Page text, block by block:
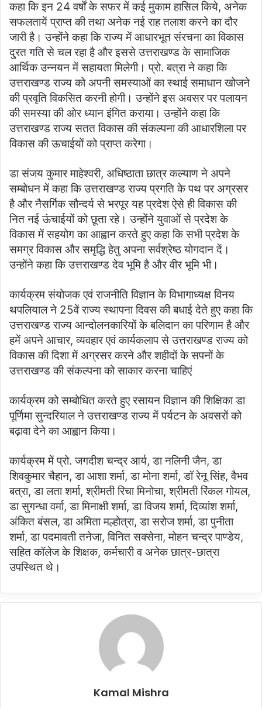
कहा कि इन 24 वर्षों के सफर में कई मुकाम हासिल किये, अनेक
सफलतायें प्राप्त की तथा अनेक नई राह तलाश करने का दौर
जारी है। उन्होंने कहा कि राज्य में आधारभूत संरचना का विकास
दु्रत गति से चल रहा है और इससे उत्तराखण्ड के सामाजिक
आर्थिक उन्नयन में सहायता मिलेगी। प्रो. बत्रा ने कहा कि
उत्तराखण्ड राज्य को अपनी समस्याओं का स्थाई समाधान खोजने
की प्रवृति विकसित करनी होगी। उन्होंने इस अवसर पर पलायन
की समस्या की ओर ध्यान इंगित कराया। उन्होंने कहा कि
उत्तराखण्ड राज्य सतत विकास की संकल्पना की आधारशिला पर
विकास की ऊचाईयों को प्राप्त करेगा।
डा संजय कुमार माहेश्वरी, अधिष्ठाता छात्र कल्याण ने अपने
सम्बोधन में कहा कि उत्तराखण्ड राज्य प्रगति के पथ पर अग्रसर
है और नैसर्गिक सौन्दर्य से भरपूर यह प्रदेश ऐसे ही विकास की
नित नई ऊंचाईयों को छूता रहे। उन्होंने युवाओं से प्रदेश के
विकास में सहयोग का आह्वान करते हुए कहा कि सभी प्रदेश के
समग्र विकास और समृद्धि हेतु अपना सर्वश्रेष्ठ योगदान दें।
उन्होंने कहा कि उत्तराखण्ड देव भूमि है और वीर भूमि भी।
कार्यक्रम संयोजक एवं राजनीति विज्ञान के विभागाध्यक्ष विनय
थपलियाल ने 25वें राज्य स्थापना दिवस की बधाई देते हुए कहा कि
उत्तराखण्ड राज्य आन्दोलनकारियों के बलिदान का परिणाम है और
हमें अपने आचार, व्यवहार एवं कार्यकलाप से उत्तराखण्ड राज्य को
विकास की दिशा में अग्रसर करने और शहीदों के सपनों के
उत्तराखण्ड की संकल्पना को साकार करना चाहिएं
कार्यक्रम को सम्बोधित करते हुए रसायन विज्ञान की शिक्षिका डा
पूर्णिमा सुन्दरियाल ने उत्तराखण्ड राज्य में पर्यटन के अवसरों को
बढ़ावा देने का आह्वान किया।
कार्यक्रम में प्रो. जगदीश चन्द्र आर्य, डा नलिनी जैन, डा
शिवकुमार चैहान, डा आशा शर्मा, डा मोना शर्मा, डॉ रेनू सिंह, वैभव
बत्रा, डा लता शर्मा, श्रीमती रिचा मिनोचा, श्रीमती रिंकल गोयल,
डा सुगन्धा वर्मा, डा मिनाक्षी शर्मा, डा विजय शर्मा, दिव्यांश शर्मा,
अंकित बंसल, डा अमिता मल्होत्रा, डा सरोज शर्मा, डा पुनीता
शर्मा, डा पदमावती तनेजा, विनित सक्सेना, मोहन चन्द्र पाण्डेय,
सहित कॉलेज के शिक्षक, कर्मचारी व अनेक छात्र-छात्रा
उपस्थित थे।
Kamal Mishra